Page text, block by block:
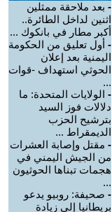
- بعد ملاحقة ممثلين
اثنين لداخل الطائرة..
أكبر مطار في بانكوك ...
- أول تعليق من الحكومة
اليمنية بعد إعلان
الحوثي استهداف -قوات
...
- الولايات المتحدة: ما
دلالات فوز السيد
بترشيح الحزب
الديمقراط ...
- مقتل وإصابة العشرات
من الجيش اليمني في
هجمات تبناها الحوثيون
...
- صحيفة: روبيو يدعو
بريطانيا إلى زيادة